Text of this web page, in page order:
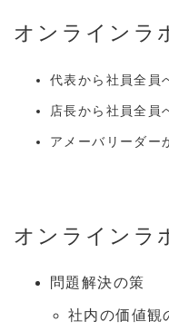
オンラインラ
代表から社員全員
店長から社員全員
アメーバリーダー
オンラインラ
問題解決の策
社内の価値観